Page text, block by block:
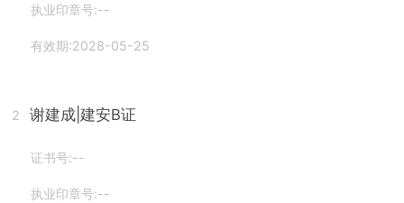
执业印章号:--
有效期:2028-05-25
2 谢建成 |建安B证
证书号:--
执业印章号:--